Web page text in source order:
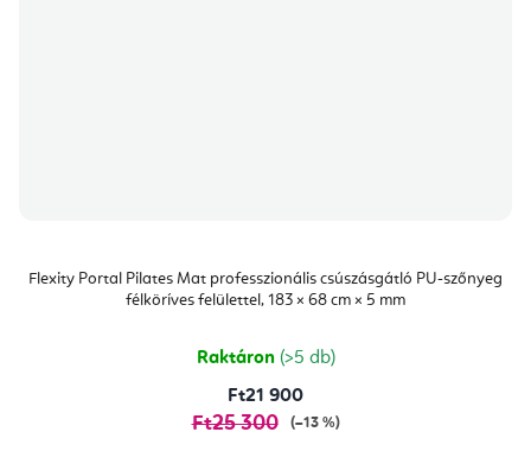
Flexity Portal Pilates Mat professzionális csúszásgátló PU-szőnyeg
félköríves felülettel, 183 × 68 cm × 5 mm
Raktáron (>5 db)
Ft21 900
Ft25 300 (–13 %)